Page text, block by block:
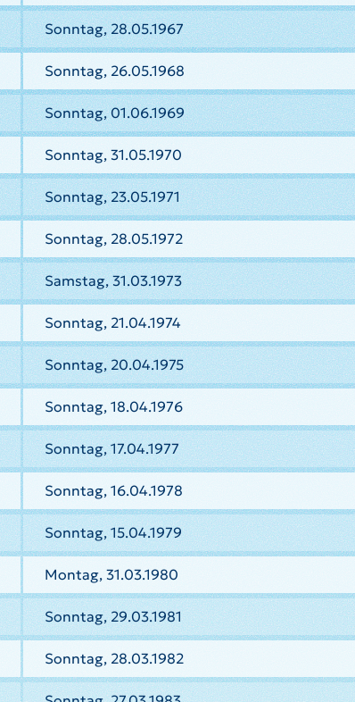
Sonntag, 28.05.1967
Sonntag, 26.05.1968
Sonntag, 01.06.1969
Sonntag, 31.05.1970
Sonntag, 23.05.1971
Sonntag, 28.05.1972
Samstag, 31.03.1973
Sonntag, 21.04.1974
Sonntag, 20.04.1975
Sonntag, 18.04.1976
Sonntag, 17.04.1977
Sonntag, 16.04.1978
Sonntag, 15.04.1979
Montag, 31.03.1980
Sonntag, 29.03.1981
Sonntag, 28.03.1982